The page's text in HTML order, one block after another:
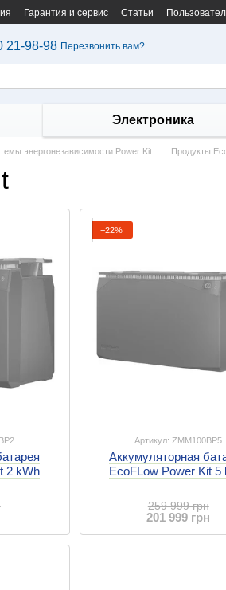
Гарантия и сервис Статьи
21-98-98 Перезвонить вам?
Электроника
энергонезависимости Power Kit Продукты
2 kWh
−22%
Артикул: ZMM100BP5
Аккумуляторная
EcoFLow Power Kit 5
259 999 грн
201 999 грн